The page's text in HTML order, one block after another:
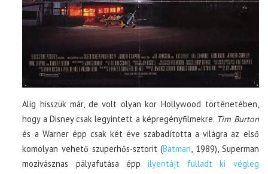
Alig hisszük már, de volt olyan kor Hollywood történetében,
hogy a Disney csak legyintett a képregényfilmekre. Tim Burton
és a Warner épp csak két éve szabadította a világra az első
komolyan vehető szuperhős-sztorit (Batman, 1989), Superman
mozivásznas pályafutása éppilyentájt fulladt ki végleg